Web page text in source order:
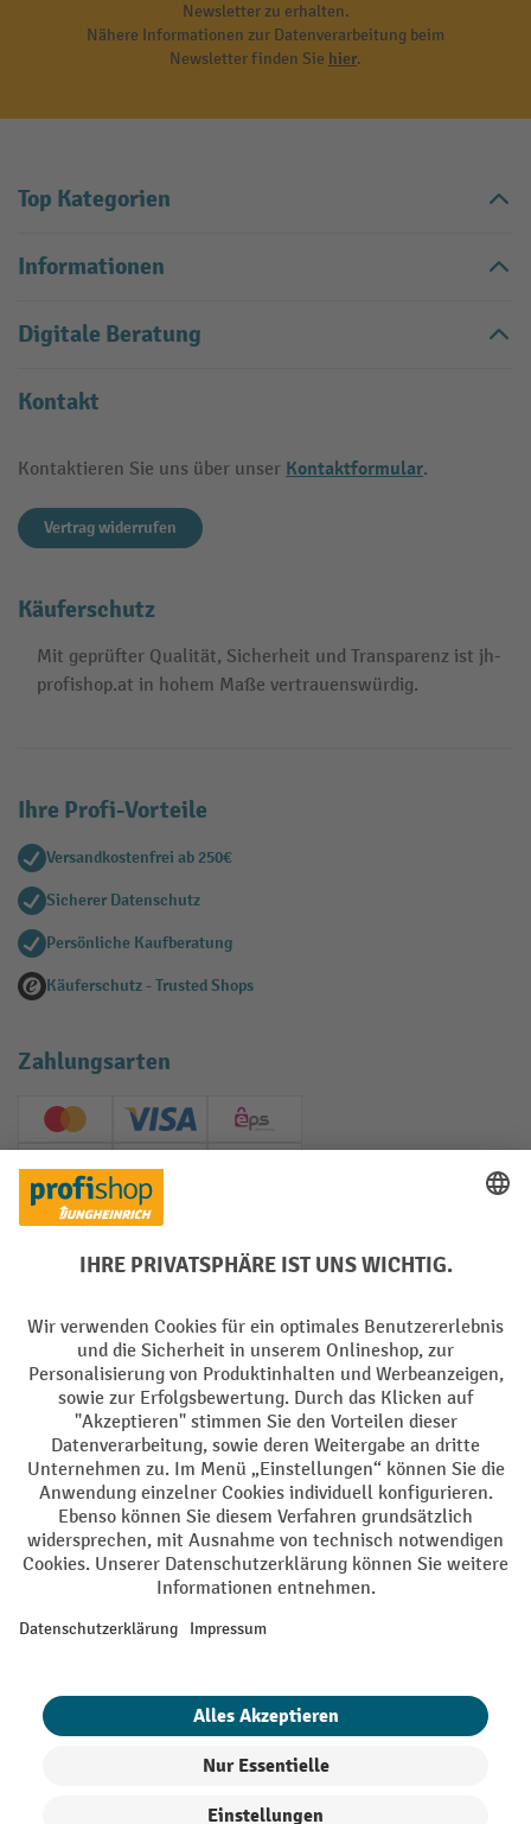
Newsletter zu erhalten.
Nähere Informationen zur Datenverarbeitung beim
Newsletter finden Sie hier.
Top Kategorien
Informationen
Digitale Beratung
Kontakt
Kontaktieren Sie uns über unser Kontaktformular.
Vertrag widerrufen
Käuferschutz
Mit geprüfter Qualität, Sicherheit und Transparenz ist jh-
profishop.at in hohem Maße vertrauenswürdig.
Ihre Profi-Vorteile
Versandkostenfrei ab 250€
Sicherer Datenschutz
Persönliche Kaufberatung
Käuferschutz - Trusted Shops
Zahlungsarten
Creditcard (Master)Creditcard (Visa)
EPS
PayPal
Soziale Netzwerke
Impressum Datenschutz
Barrierefreiheit Privacy Settings
Alle Preise exkl. gesetzl. Mehrwertsteuer zzgl.Versandkostenund ggf.
Nachnahmegebühren, wenn nicht anders angegeben.
¹ Der Rabatt gilt so lange der Vorrat reicht. Der Rabatt gilt nicht auf
oder Gutscheinen ist nicht möglich. | ² Der Rabatt wird einmalig bei
eingelöst werden. Die Höhe des Rabatts variiert je nach
Produktkategorie und beträgt bis zu 10 % (10 % auf Lager, Umwelt,
Heben | 7% auf Büro). Ausgenommen sind Elektro-Hubwagen,